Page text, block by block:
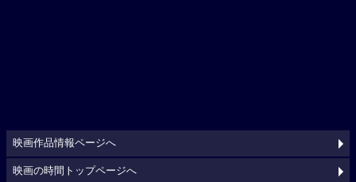
映画作品情報ページへ
映画の時間トップページへ